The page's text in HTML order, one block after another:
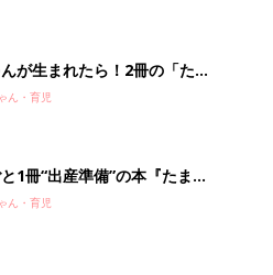
が生まれたら！2冊の「たま
ん・育児
1冊“出産準備”の本『たまご
号』〈スペシャル大特集〉
ん・育児